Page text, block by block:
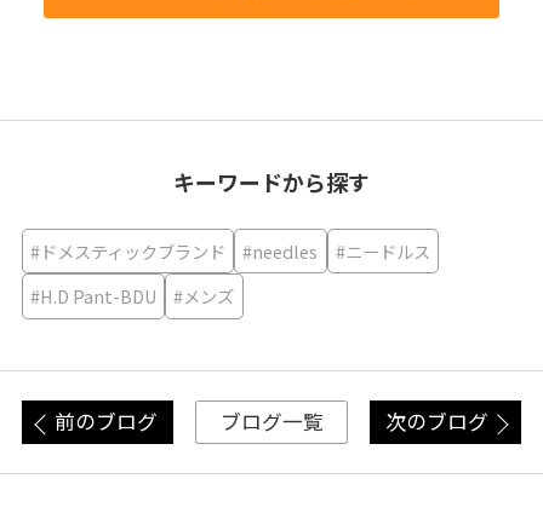
キーワードから探す
#ドメスティックブランド #needles
#ニードルス
#H.D Pant-BDU
#メンズ
前のブログ ブログ一覧 次のブログ